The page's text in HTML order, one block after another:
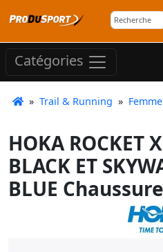
Catégories
» Trail & Running » Femme
HOKA ROCKET
BLACK ET
BLUE